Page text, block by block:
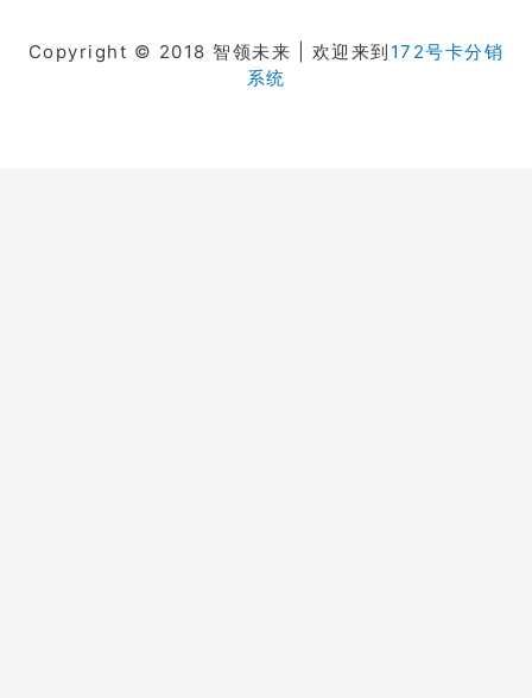
Copyright © 2018 智领未来 | 欢迎来到 172号卡分销
系统